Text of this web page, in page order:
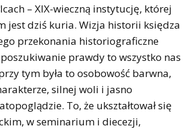
– XIX-wieczną instytucję, której
jest dziś kuria. Wizja historii księdza
przekonania historiograficzne
prawdy to wszystko nas
tym była to osobowość barwna,
silnej woli i jasno
To, że ukształtował się
w seminarium i diecezji,